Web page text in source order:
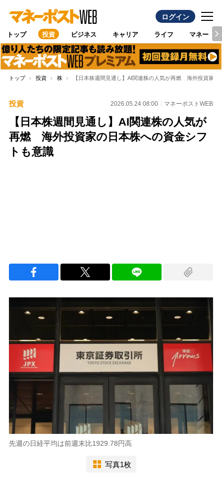
ログイン
トップ 投資 ビジネス キャリア ライフ マネー
トップ 投資 株 【日本株週間見通し】AI関連株の人気が再燃 海外投資家の
投資 2026.05.24 08:00 マネーポストWEB
【日本株週間見通し】AI関連株の人気が
再燃 海外投資家の日本株への資金シフ
トも意識
先週の日経平均は前週末比1929.78円高
写真1枚